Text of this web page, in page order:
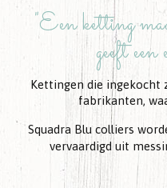
"Een ketting
geeft
Kettingen die ingekocht
fabrikanten,
Squadra Blu colliers
vervaardigd uit